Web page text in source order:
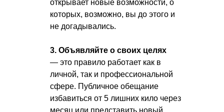
открывает новые возможности, о
которых, возможно, вы до этого и
не догадывались.
3. Объявляйте о своих целях
— это правило работает как в
личной, так и профессиональной
сфере. Публичное обещание
избавиться от 5 лишних кило через